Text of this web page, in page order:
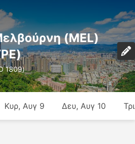
(MEL)
1809)
Κυρ, Αυγ 9 Δευ, Αυγ 10